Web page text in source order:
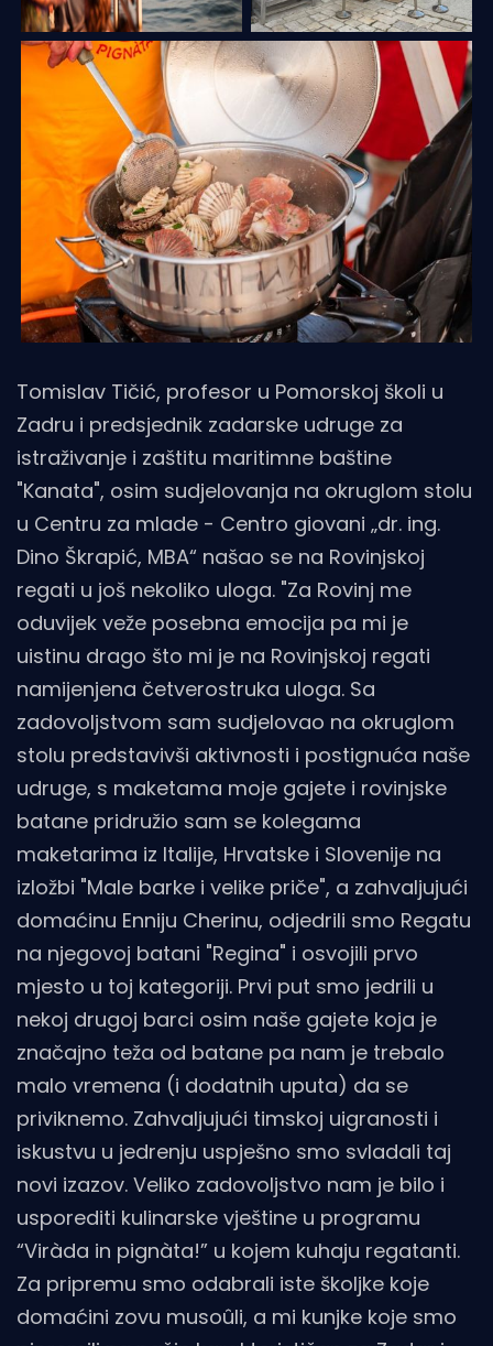
Tomislav Tičić, profesor u Pomorskoj školi u
Zadru i predsjednik zadarske udruge za
istraživanje i zaštitu maritimne baštine
"Kanata", osim sudjelovanja na okruglom stolu
u Centru za mlade - Centro giovani „dr. ing.
Dino Škrapić, MBA“ našao se na Rovinjskoj
regati u još nekoliko uloga. "Za Rovinj me
oduvijek veže posebna emocija pa mi je
uistinu drago što mi je na Rovinjskoj regati
namijenjena četverostruka uloga. Sa
zadovoljstvom sam sudjelovao na okruglom
stolu predstavivši aktivnosti i postignuća naše
udruge, s maketama moje gajete i rovinjske
batane pridružio sam se kolegama
maketarima iz Italije, Hrvatske i Slovenije na
izložbi "Male barke i velike priče", a zahvaljujući
domaćinu Enniju Cherinu, odjedrili smo Regatu
na njegovoj batani "Regina" i osvojili prvo
mjesto u toj kategoriji. Prvi put smo jedrili u
nekoj drugoj barci osim naše gajete koja je
značajno teža od batane pa nam je trebalo
malo vremena (i dodatnih uputa) da se
priviknemo. Zahvaljujući timskoj uigranosti i
iskustvu u jedrenju uspješno smo svladali taj
novi izazov. Veliko zadovoljstvo nam je bilo i
usporediti kulinarske vještine u programu
“Viràda in pignàta!” u kojem kuhaju regatanti.
Za pripremu smo odabrali iste školjke koje
domaćini zovu musoûli, a mi kunjke koje smo